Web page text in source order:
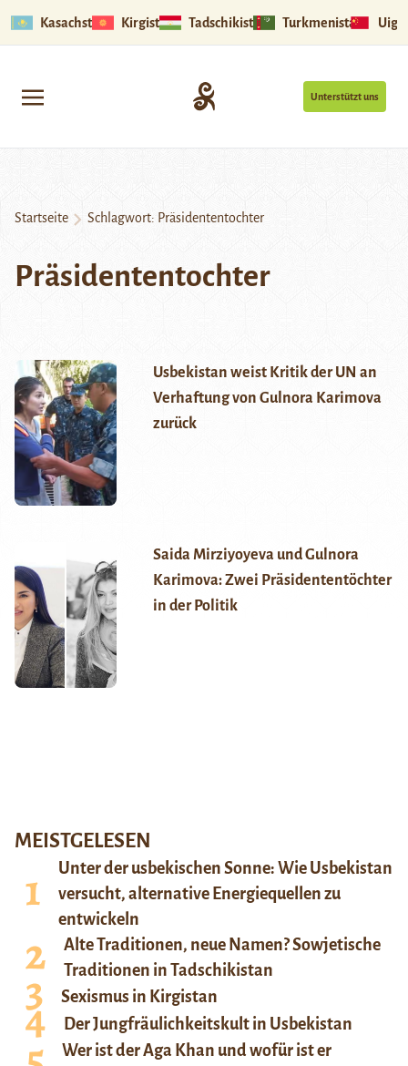
Kasachstan Kirgistan Tadschikistan Turkmenistan
Unterstützt uns
Startseite Schlagwort: Präsidententochter
Präsidententochter
Usbekistan weist Kritik der UN an
Verhaftung von Gulnora Karimova
zurück
Saida Mirziyoyeva und Gulnora
Karimova: Zwei Präsidententöchter
in der Politik
MEISTGELESEN
Unter der usbekischen Sonne: Wie Usbekistan
versucht, alternative Energiequellen zu
entwickeln
Alte Traditionen, neue Namen? Sowjetische
Traditionen in Tadschikistan
Sexismus in Kirgistan
Der Jungfräulichkeitskult in Usbekistan
Wer ist der Aga Khan und wofür ist er